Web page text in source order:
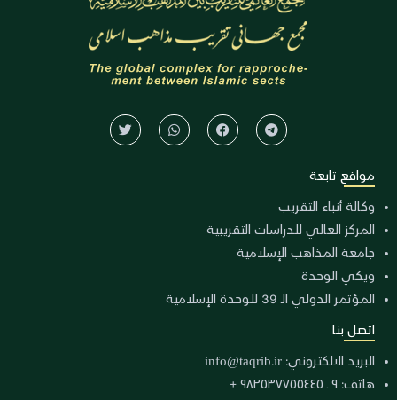
مواقع تابعة
وكالة أنباء التقريب
المركز العالي للدراسات التقريبية
جامعة المذاهب الإسلامية
ويكي الوحدة
المؤتمر الدولي الـ 39 للوحدة الإسلامية
اتصل بنا
البريد الالكتروني: info@taqrib.ir
هاتف: ٩ ـ ٩٨٢٥٣٧٧٥٥٤٤٥ +